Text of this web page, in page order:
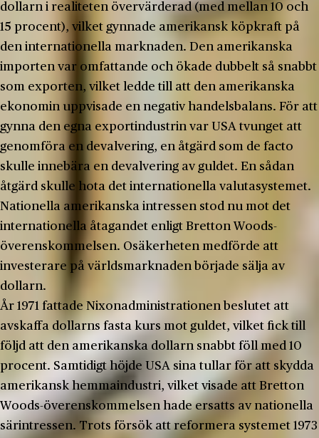
dollarn i realiteten övervärderad (med mellan 10 och
15 procent), vilket gynnade amerikansk köpkraft på
den internationella marknaden. Den amerikanska
importen var omfattande och ökade dubbelt så snabbt
som exporten, vilket ledde till att den amerikanska
ekonomin uppvisade en negativ handelsbalans. För att
gynna den egna exportindustrin var USA tvunget att
genomföra en devalvering, en åtgärd som de facto
skulle innebära en devalvering av guldet. En sådan
åtgärd skulle hota det internationella valutasystemet.
Nationella amerikanska intressen stod nu mot det
internationella åtagandet enligt Bretton Woods-
överenskommelsen. Osäkerheten medförde att
investerare på världsmarknaden började sälja av
dollarn.
År 1971 fattade Nixonadministrationen beslutet att
avskaffa dollarns fasta kurs mot guldet, vilket fick till
följd att den amerikanska dollarn snabbt föll med 10
procent. Samtidigt höjde USA sina tullar för att skydda
amerikansk hemmaindustri, vilket visade att Bretton
Woods-överenskommelsen hade ersatts av nationella
särintressen. Trots försök att reformera systemet 1973